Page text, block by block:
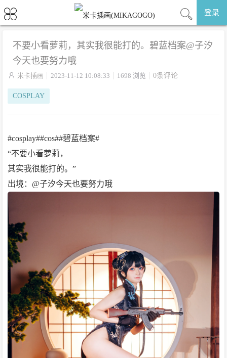
登录
不要小看萝莉，其实我很能打的。碧蓝档案@子汐
今天也要努力哦
 米卡插画 2023-11-12 10:08:33 1698 浏览 0条评论
COSPLAY
#cosplay##cos##碧蓝档案#
“不要小看萝莉，
其实我很能打的。”
出境：@子汐今天也要努力哦